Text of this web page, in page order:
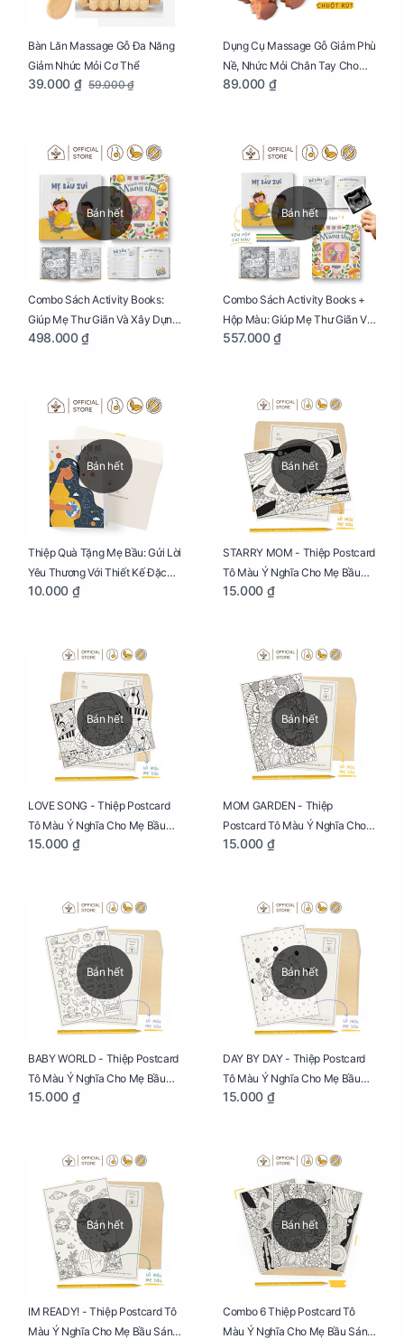
Bàn Lăn Massage Gỗ Đa Năng
Giảm Nhức Mỏi Cơ Thể
39.000 ₫ 59.000 ₫
Dụng Cụ Massage Gỗ Giảm Phù
Nề, Nhức Mỏi Chân Tay Cho
Mẹ Bầu
89.000 ₫
Bán hết
Combo Sách Activity Books:
Giúp Mẹ Thư Giãn Và Xây Dựng
Thai Kỳ Chu Đáo
498.000 ₫
Bán hết
Combo Sách Activity Books +
Hộp Màu: Giúp Mẹ Thư Giãn Và
Xây Dựng Thai Kỳ Chu Đáo
557.000 ₫
Bán hết
Thiệp Quà Tặng Mẹ Bầu: Gửi Lời
Yêu Thương Với Thiết Kế Đặc
Biệt Dành Riêng Cho Mẹ Bầu
10.000 ₫
Bán hết
STARRY MOM - Thiệp Postcard
Tô Màu Ý Nghĩa Cho Mẹ Bầu
Sáng Tạo, Thư Giãn Và Hạnh
15.000 ₫
Bán hết
LOVE SONG - Thiệp Postcard
Tô Màu Ý Nghĩa Cho Mẹ Bầu
Sáng Tạo, Thư Giãn Và Hạnh
15.000 ₫
Bán hết
MOM GARDEN - Thiệp
Postcard Tô Màu Ý Nghĩa Cho
Mẹ Bầu Sáng Tạo, Thư Giãn Và
15.000 ₫
Bán hết
BABY WORLD - Thiệp Postcard
Tô Màu Ý Nghĩa Cho Mẹ Bầu
Sáng Tạo, Thư Giãn Và Hạnh
15.000 ₫
Bán hết
DAY BY DAY - Thiệp Postcard
Tô Màu Ý Nghĩa Cho Mẹ Bầu
Sáng Tạo, Thư Giãn Và Hạnh
15.000 ₫
Bán hết
IM READY! - Thiệp Postcard Tô
Màu Ý Nghĩa Cho Mẹ Bầu Sáng
Bán hết
Combo 6 Thiệp Postcard Tô
Màu Ý Nghĩa Cho Mẹ Bầu Sáng